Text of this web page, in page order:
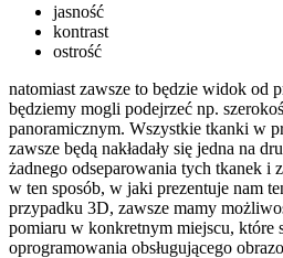
jasność
kontrast
ostrość
natomiast zawsze to będzie widok od
będziemy mogli podejrzeć np.
panoramicznym. Wszystkie tkanki w
zawsze będą nakładały się jedna na
żadnego odseparowania tych tkanek i
w ten sposób, w jaki prezentuje nam
przypadku 3D, zawsze mamy
pomiaru w konkretnym miejscu, które
oprogramowania obsługującego